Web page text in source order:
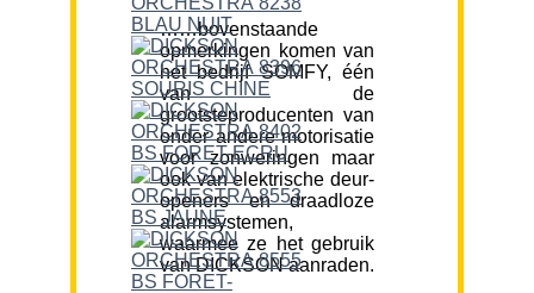
……bovenstaande
opmerkingen komen van
het bedrijf SOMFY, één
van de
grootsteproducenten van
onder andere motorisatie
voor zonweringen maar
ook van elektrische deur-
openers en draadloze
alarmsystemen,
waarmee ze het gebruik
van DICKSON aanraden.